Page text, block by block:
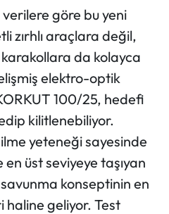
verilere göre bu yeni
zırhlı araçlara değil,
da kolayca
elektro-optik
100/25, hedefi
kilitlenebiliyor.
yeteneği sayesinde
üst seviyeye taşıyan
konseptinin en
haline geliyor. Test